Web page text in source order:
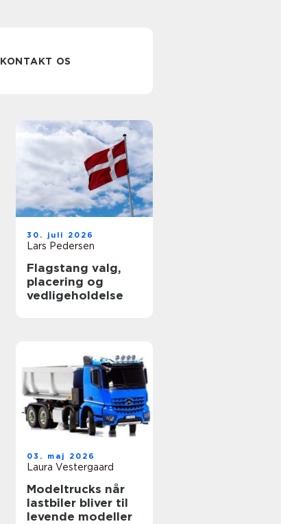
KONTAKT OS
30. juli 2026
Lars Pedersen
Flagstang valg,
placering og
vedligeholdelse
03. maj 2026
Laura Vestergaard
Modeltrucks når
lastbiler bliver til
levende modeller